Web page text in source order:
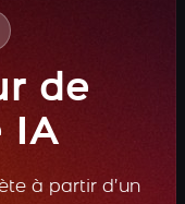
de
IA
à partir d’un